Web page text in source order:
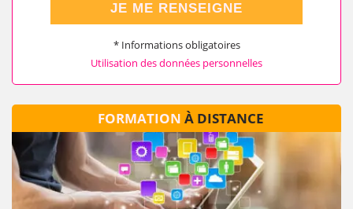
JE ME RENSEIGNE
* Informations obligatoires
Utilisation des données personnelles
FORMATION À DISTANCE